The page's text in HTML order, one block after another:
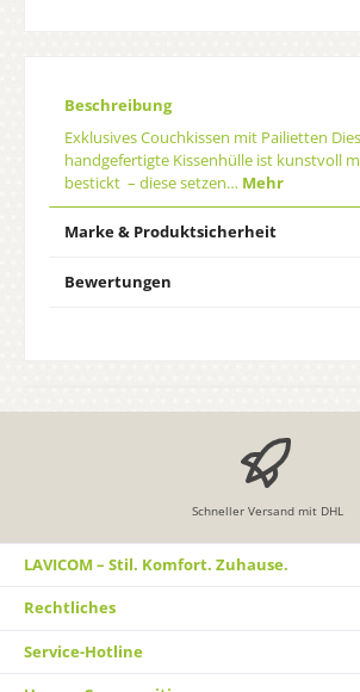
Beschreibung
Exklusives Couchkissen mit Pailietten
handgefertigte Kissenhülle ist kunstvoll
bestickt – diese setzen… Mehr
Marke & Produktsicherheit
Bewertungen
Schneller Versand mit DHL
LAVICOM – Stil. Komfort. Zuhause.
Rechtliches
Service-Hotline